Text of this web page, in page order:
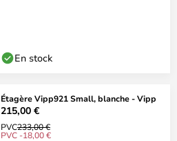
En stock
Étagère Vipp921 Small, blanche - Vipp
215,00 €
PVC233,00 €
PVC -18,00 €